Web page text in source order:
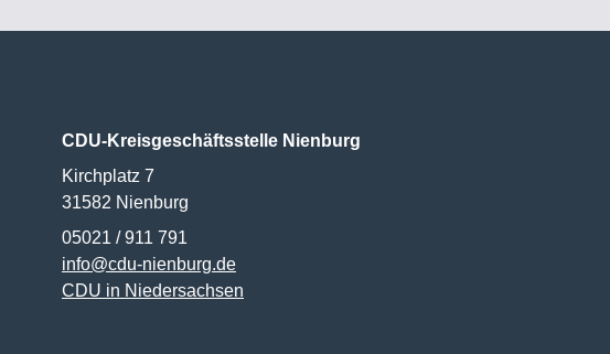
CDU-Kreisgeschäftsstelle Nienburg
Kirchplatz 7
31582 Nienburg
05021 / 911 791
info@cdu-nienburg.de
CDU in Niedersachsen